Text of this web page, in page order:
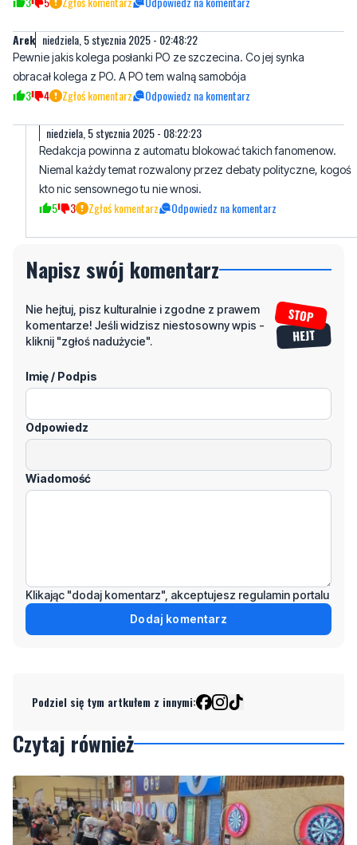
3 4 Zgłoś komentarz Odpowiedz na komentarz
niedziela, 5 stycznia 2025 - 08:22:23
Redakcja powinna z automatu blokować takich fanomenow.
kto nic sensownego tu nie wnosi.
5 3 Zgłoś komentarz Odpowiedz na komentarz
Napisz swój komentarz
komentarze! Jeśli widzisz niestosowny wpis -
kliknij "zgłoś nadużycie".
Imię / Podpis
Odpowiedz
Wiadomość